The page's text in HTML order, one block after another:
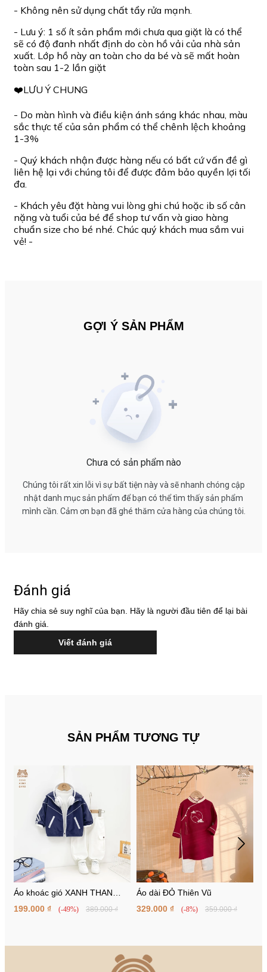
- Không nên sử dụng chất tẩy rửa mạnh.
- Lưu ý: 1 số ít sản phẩm mới chưa qua giặt là có thể
sẽ có độ đanh nhất định do còn hồ vải của nhà sản
xuất. Lớp hồ này an toàn cho da bé và sẽ mất hoàn
toàn sau 1-2 lần giặt
❤️LƯU Ý CHUNG
- Do màn hình và điều kiện ánh sáng khác nhau, màu
sắc thực tế của sản phẩm có thể chênh lệch khoảng
1-3%
- Quý khách nhận được hàng nếu có bất cứ vấn đề gì
liên hệ lại với chúng tôi để được đảm bảo quyền lợi tối
đa.
- Khách yêu đặt hàng vui lòng ghi chú hoặc ib số cân
nặng và tuổi của bé để shop tư vấn và giao hàng
chuẩn size cho bé nhé. Chúc quý khách mua sắm vui
vẻ! -
GỢI Ý SẢN PHẨM
Chưa có sản phẩm nào
Chúng tôi rất xin lỗi vì sự bất tiện này và sẽ nhanh chóng cập
nhật danh mục sản phẩm để bạn có thể tìm thấy sản phẩm
mình cần. Cảm ơn bạn đã ghé thăm cửa hàng của chúng tôi.
Đánh giá
Hãy chia sẻ suy nghĩ của bạn. Hãy là người đầu tiên để lại bài
đánh giá.
Viết đánh giá
SẢN PHẨM TƯƠNG TỰ
Áo khoác gió XANH THAN
2line be
199.000 ₫ (-49%) 389.000 ₫
Áo dài ĐỎ Thiên Vũ
329.000 ₫
(-8%) 359.000 ₫